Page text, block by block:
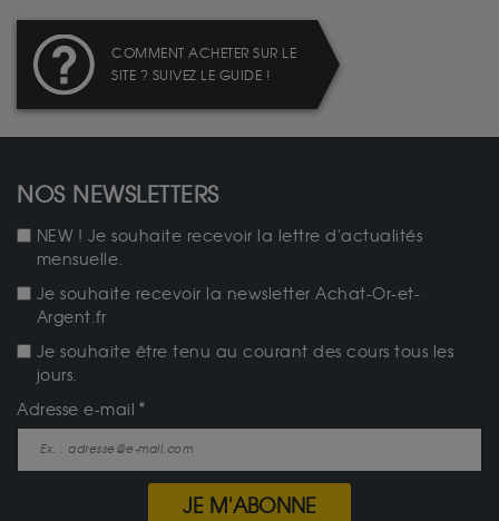
COMMENT ACHETER SUR LE
SITE ? SUIVEZ LE GUIDE !
NOS NEWSLETTERS
NEW ! Je souhaite recevoir la lettre d'actualités
mensuelle.
Je souhaite recevoir la newsletter Achat-Or-et-
Argent.fr
Je souhaite être tenu au courant des cours tous les
jours.
Adresse e-mail
JE M'ABONNE